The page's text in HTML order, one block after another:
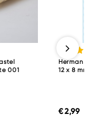
001
Herman
12 x 8 mm,
€ 2,99